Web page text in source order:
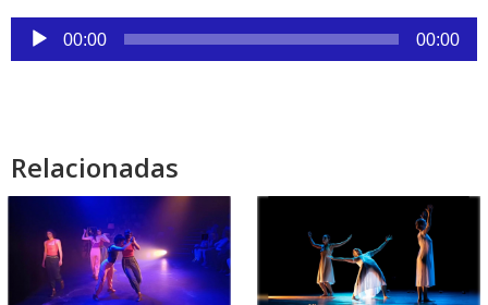
Reproductor
de
00:00 00:00
Relacionadas